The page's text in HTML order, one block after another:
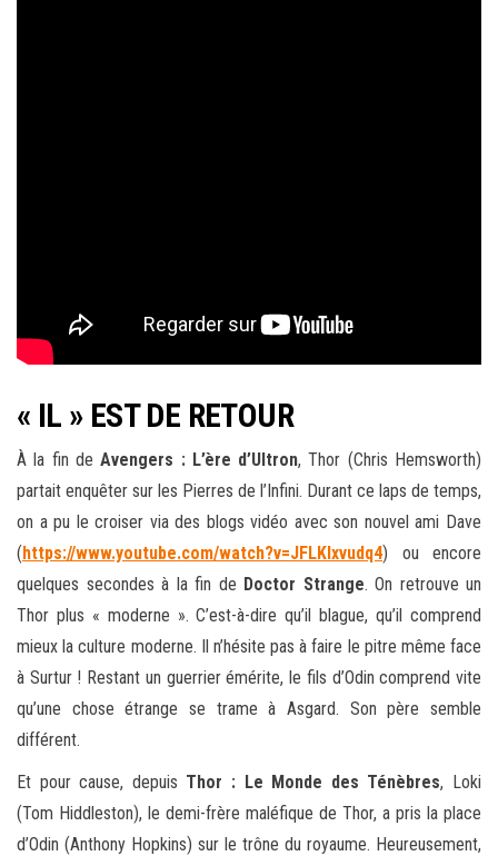
« IL » EST DE RETOUR
À la fin deAvengers : L’ère d’Ultron, Thor (Chris Hemsworth)
partait enquêter sur les Pierres de l’Infini. Durant ce laps de temps,
on a pu le croiser via des blogs vidéo avec son nouvel ami Dave
(https://www.youtube.com/watch?v=JFLKIxvudq4) ou encore
quelques secondes à la fin de Doctor Strange. On retrouve un
Thor plus « moderne ». C’est-à-dire qu’il blague, qu’il comprend
mieux la culture moderne. Il n’hésite pas à faire le pitre même face
à Surtur ! Restant un guerrier émérite, le fils d’Odin comprend vite
qu’une chose étrange se trame à Asgard. Son père semble
différent.
Et pour cause, depuis Thor : Le Monde des Ténèbres, Loki
(Tom Hiddleston), le demi-frère maléfique de Thor, a pris la place
d’Odin (Anthony Hopkins) sur le trône du royaume. Heureusement,